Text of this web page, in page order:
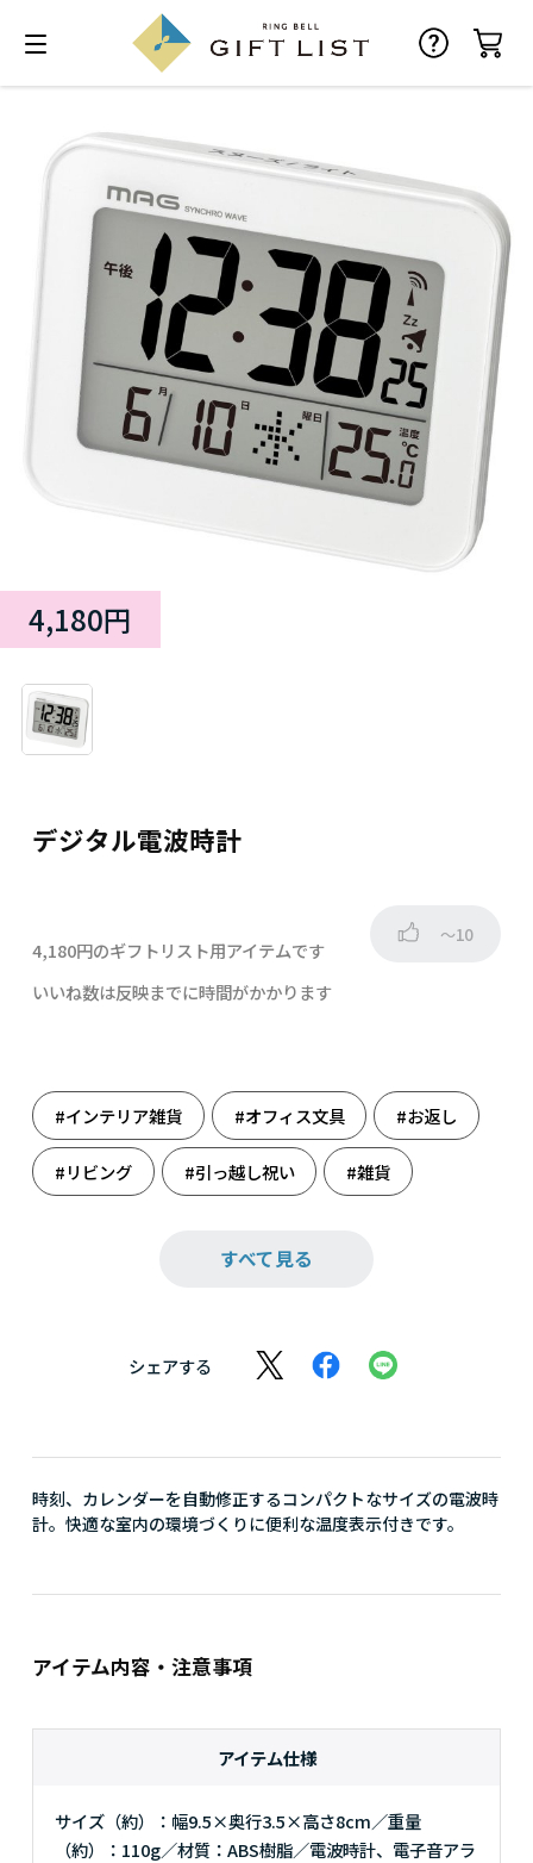
デジタル電波時計
4,180円
4,180円のギフトリスト用アイテムです
～10
いいね数は反映までに時間がかかります
#インテリア雑貨 #オフィス文具 #お返し
#リビング #引っ越し祝い #雑貨
すべて見る
シェアする
時刻、カレンダーを自動修正するコンパクトなサイズの電波時
計。快適な室内の環境づくりに便利な温度表示付きです。
アイテム内容・注意事項
アイテム仕様
サイズ（約）：幅9.5×奥行3.5×高さ8cm／重量
（約）：110g／材質：ABS樹脂／電波時計、電子音アラ